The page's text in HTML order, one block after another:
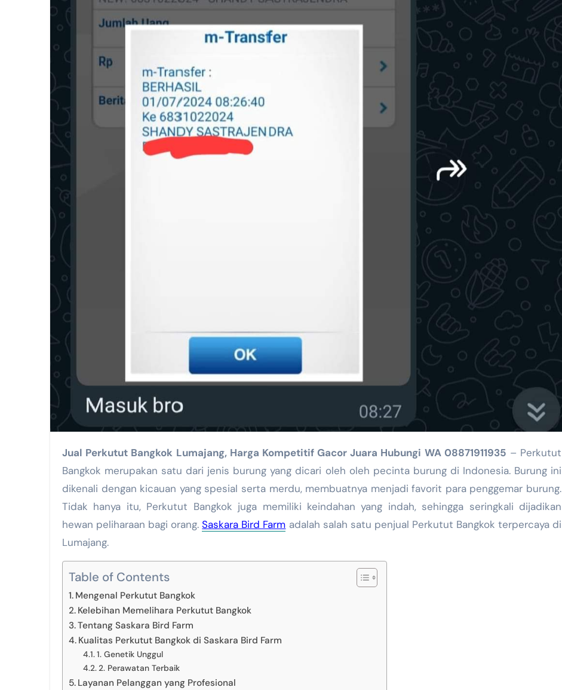
Jual Perkutut Bangkok Lumajang, Harga Kompetitif Gacor Juara Hubungi WA 08871911935 – Perkutut
Bangkok merupakan satu dari jenis burung yang dicari oleh oleh pecinta burung di Indonesia. Burung ini
dikenali dengan kicauan yang spesial serta merdu, membuatnya menjadi favorit para penggemar burung.
Tidak hanya itu, Perkutut Bangkok juga memiliki keindahan yang indah, sehingga seringkali dijadikan
hewan peliharaan bagi orang.Saskara Bird Farm adalah salah satu penjual Perkutut Bangkok terpercaya di
Lumajang.
Table of Contents
Mengenal Perkutut Bangkok
Kelebihan Memelihara Perkutut Bangkok
Tentang Saskara Bird Farm
Kualitas Perkutut Bangkok di Saskara Bird Farm
1. Genetik Unggul
2. Perawatan Terbaik
Layanan Pelanggan yang Profesional